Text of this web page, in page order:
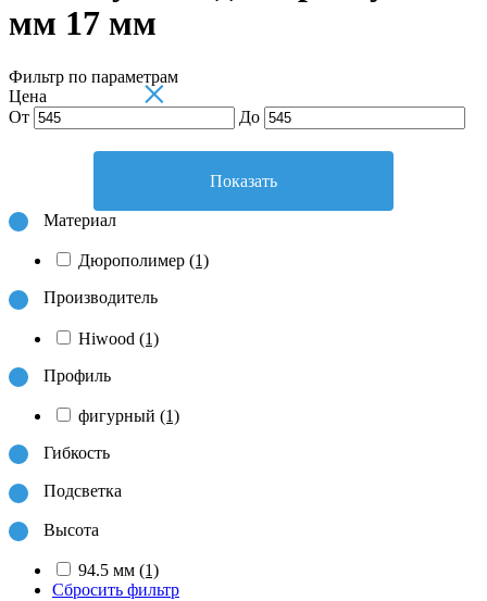
мм 17 мм
Фильтр по параметрам
×
Цена
От
До
Показать
Материал
Дюрополимер (1)
Производитель
Hiwood (1)
Профиль
фигурный (1)
Гибкость
Подсветка
Высота
94.5 мм (1)
Сбросить фильтр